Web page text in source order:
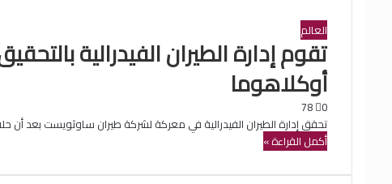
العالم
أوكلاهوما
0
تحقق إدارة الطيران الفيدرالية في معركة لشركة طيران ساوثويست بعد
أكمل القراءة »